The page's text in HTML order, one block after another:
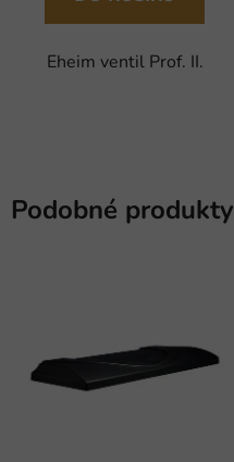
Eheim ventil Prof. II.
Podobné produkty